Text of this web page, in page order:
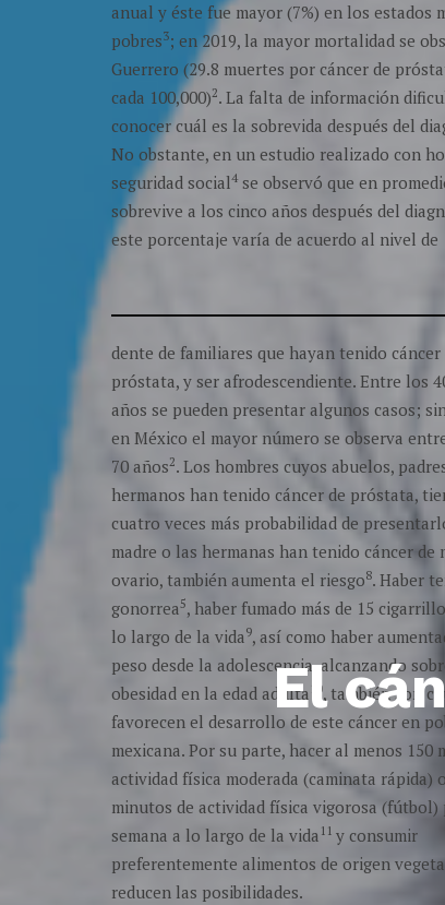
El
anual y éste fue mayor (7%) en los estados
pobres3; en 2019, la mayor mortalidad se
Guerrero (29.8 muertes por cáncer de
cada 100,000)2. La falta de información
conocer cuál es la sobrevida después del
No obstante, en un estudio realizado con
seguridad social4 se observó que en
sobrevive a los cinco años después del
este porcentaje varía de acuerdo al nivel de
dente de familiares que hayan tenido cáncer
próstata, y ser afrodescendiente. Entre los
años se pueden presentar algunos casos;
en México el mayor número se observa
70 años2. Los hombres cuyos abuelos,
hermanos han tenido cáncer de próstata,
cuatro veces más probabilidad de
madre o las hermanas han tenido cáncer de
ovario, también aumenta el riesgo8. Haber
gonorrea5, haber fumado más de 15
lo largo de la vida9, así como haber
peso desde la adolescencia, alcanzando
obesidad en la edad adulta 10, también son
favorecen el desarrollo de este cáncer en
mexicana. Por su parte, hacer al menos 150
actividad física moderada (caminata rápida)
minutos de actividad física vigorosa (fútbol)
semana a lo largo de la vida 11 y consumir
preferentemente alimentos de origen
reducen las posibilidades.